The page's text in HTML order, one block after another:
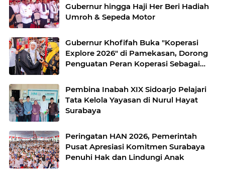
Gubernur hingga Haji Her Beri Hadiah
Umroh & Sepeda Motor
Gubernur Khofifah Buka "Koperasi
Explore 2026" di Pamekasan, Dorong
Penguatan Peran Koperasi Sebagai
Sekaligus Perluas Akses Promosi
Pelaku UMKM
Pembina Inabah XIX Sidoarjo Pelajari
Tata Kelola Yayasan di Nurul Hayat
Surabaya
Peringatan HAN 2026, Pemerintah
Pusat Apresiasi Komitmen Surabaya
Penuhi Hak dan Lindungi Anak